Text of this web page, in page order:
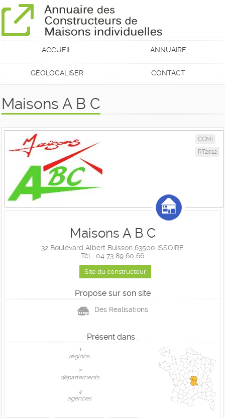
ACCUEIL ANNUAIRE
GÉOLOCALISER CONTACT
Maisons A B C
CCMI
RT2012
Maisons A B C
32 Boulevard Albert Buisson 63500 ISSOIRE
Tél : 04 73 89 60 66
Site du constructeur
Propose sur son site
Des Réalisations
Présent dans :
1
règions,
2
départements
4
agences.